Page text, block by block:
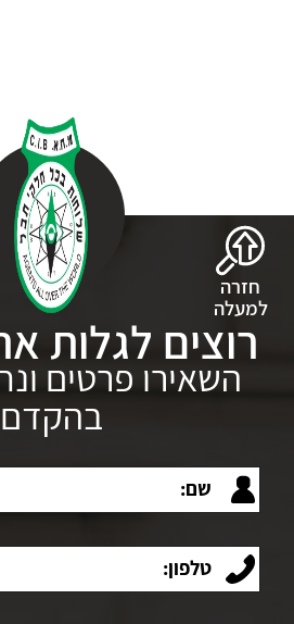
חזרה
למעלה
רוצים לגלות
השאירו פרטים
בהקדם
שם:
טלפון: